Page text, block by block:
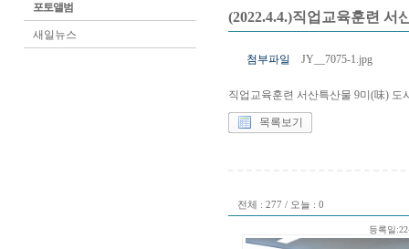
포토앨범
새일뉴스
(2022.4.4.)직업교육훈련 서
첨부파일 JY__7075-1.jpg
직업교육훈련 서산특산물 9미(味) 도
목록보기
전체 : 277 / 오늘 : 0
등록일